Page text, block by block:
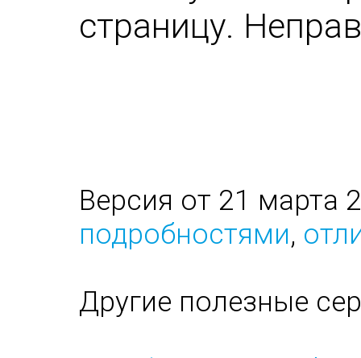
страницу.
Версия от 21 марта
подробностями,
Другие полезные